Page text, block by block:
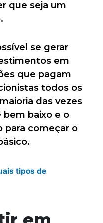
que seja um
se gerar
em
que pagam
todos os
das vezes
bem baixo e o
para começar o
tipos de